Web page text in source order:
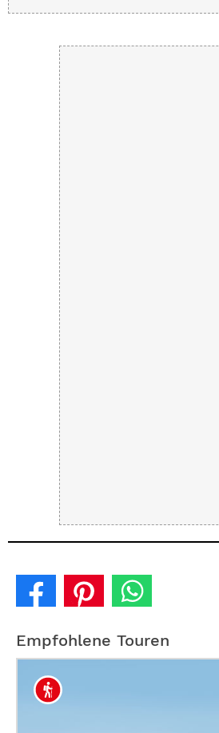
Empfohlene Touren